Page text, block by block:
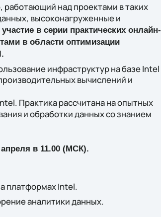
над проектами в таких
высоконагруженные и
в серии практических онлайн-
в области оптимизации
инфраструктур на базе Intel
вычислений и
Практика рассчитана на опытных
и обработки данных со знанием
в 11.00 (МСК).
платформах Intel.
аналитики данных.